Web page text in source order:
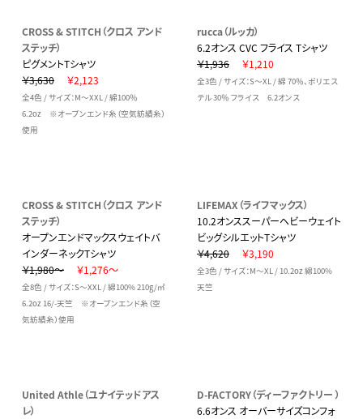
CROSS & STITCH（クロス アンド
ステッチ）
ピグメントTシャツ
￥3,630
￥2,123
全4色 / サイズ：M～XXL / 綿100％
6.2oz ※オープンエンド糸（空気紡績糸）
使用
rucca（ルッカ）
6.2オンス CVC フライス Tシャツ
￥1,936
￥1,210
全3色 / サイズ：S～XL / 綿 70％、ポリエス
テル 30％ フライス 6.2オンス
CROSS & STITCH（クロス アンド
ステッチ）
オープンエンドマックスウェイトバ
インダーネックTシャツ
￥1,980～
￥1,276～
全8色 / サイズ：S～XXL / 綿100% 210g/㎡
6.2oz 16/-天竺 ※オープンエンド糸（空
気紡績糸）使用
LIFEMAX（ライフマックス）
10.2オンススーパーヘビーウェイト
ビッグシルエットTシャツ
￥4,620
￥3,190
全3色 / サイズ：M～XL / 10.2oz 綿100%
天竺
United Athle（ユナイテッドアス
レ）
D-FACTORY（ディーファクトリー ）
6.6オンス オーバーサイズコンフォ